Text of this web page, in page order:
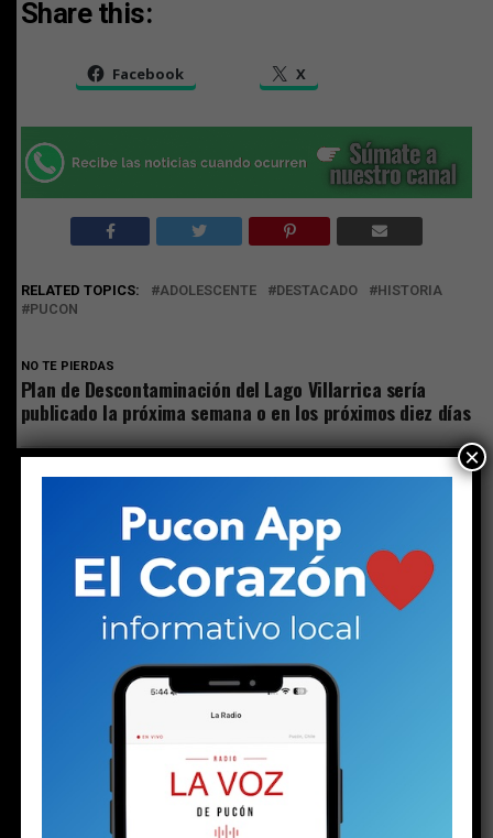
Share this:
Facebook X
RELATED TOPICS: ADOLESCENTE DESTACADO
HISTORIA
PUCON
NO TE PIERDAS
Plan de Descontaminación del Lago Villarrica sería
publicado la próxima semana o en los próximos diez días
ESTO PODRÍA GUSTARTE
El silencio de los (no) inocentes
PuconApp completa su despliegue y ya está
Plan de Descontaminación del Lago Villarrica
sería publicado la próxima semana o en los
próximos diez días
×